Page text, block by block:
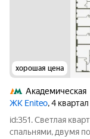
хорошая цена
Академическая
ЖК Eniteo, 4
id:351. Светлая
спальнями, двумя